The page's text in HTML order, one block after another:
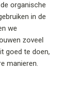
organische
in de
we
zoveel
goed te doen,
manieren.